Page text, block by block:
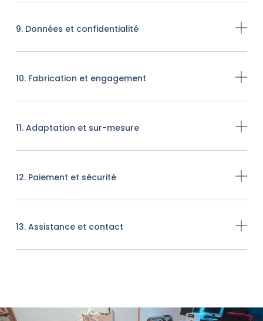
9. Données et confidentialité
10. Fabrication et engagement
11. Adaptation et sur-mesure
12. Paiement et sécurité
13. Assistance et contact